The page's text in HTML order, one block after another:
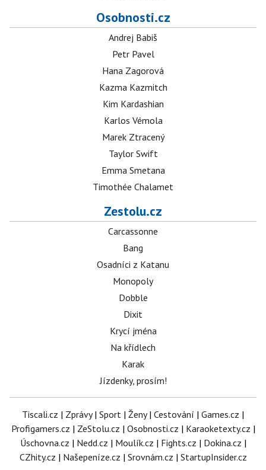
Osobnosti.cz
Andrej Babiš
Petr Pavel
Hana Zagorová
Kazma Kazmitch
Kim Kardashian
Karlos Vémola
Marek Ztracený
Taylor Swift
Emma Smetana
Timothée Chalamet
Zestolu.cz
Carcassonne
Bang
Osadníci z Katanu
Monopoly
Dobble
Dixit
Krycí jména
Na křídlech
Karak
Jízdenky, prosím!
Tiscali.cz | Zprávy| Sport | Ženy| Cestování | Games.cz |
Profigamers.cz | ZeStolu.cz | Osobnosti.cz | Karaoketexty.cz |
Úschovna.cz | Nedd.cz | Moulík.cz | Fights.cz | Dokina.cz |
CZhity.cz | Našepeníze.cz | Srovnám.cz | StartupInsider.cz